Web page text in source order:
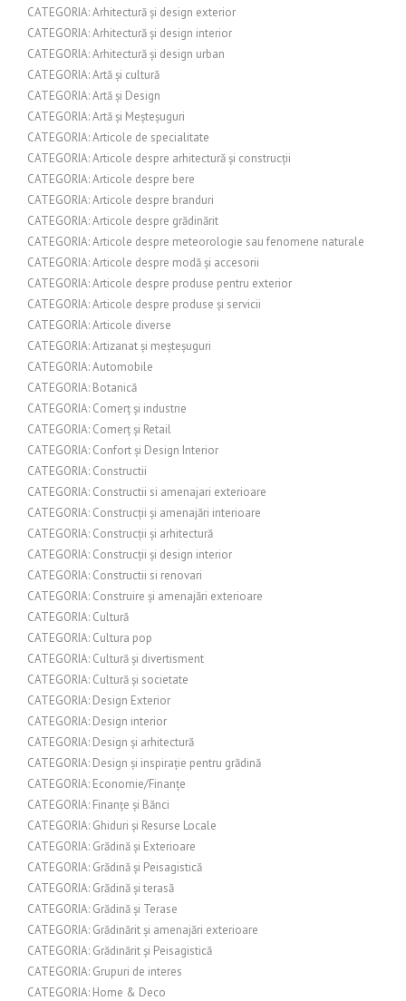
CATEGORIA: Arhitectură și design exterior
CATEGORIA: Arhitectură și design interior
CATEGORIA: Arhitectură și design urban
CATEGORIA: Artă și cultură
CATEGORIA: Artă și Design
CATEGORIA: Artă și Meșteșuguri
CATEGORIA: Articole de specialitate
CATEGORIA: Articole despre arhitectură și construcții
CATEGORIA: Articole despre bere
CATEGORIA: Articole despre branduri
CATEGORIA: Articole despre grădinărit
CATEGORIA: Articole despre meteorologie sau fenomene naturale
CATEGORIA: Articole despre modă și accesorii
CATEGORIA: Articole despre produse pentru exterior
CATEGORIA: Articole despre produse și servicii
CATEGORIA: Articole diverse
CATEGORIA: Artizanat și meșteșuguri
CATEGORIA: Automobile
CATEGORIA: Botanică
CATEGORIA: Comerț și industrie
CATEGORIA: Comerț și Retail
CATEGORIA: Confort și Design Interior
CATEGORIA: Constructii
CATEGORIA: Constructii si amenajari exterioare
CATEGORIA: Construcții și amenajări interioare
CATEGORIA: Construcții și arhitectură
CATEGORIA: Construcții și design interior
CATEGORIA: Constructii si renovari
CATEGORIA: Construire și amenajări exterioare
CATEGORIA: Cultură
CATEGORIA: Cultura pop
CATEGORIA: Cultură și divertisment
CATEGORIA: Cultură și societate
CATEGORIA: Design Exterior
CATEGORIA: Design interior
CATEGORIA: Design și arhitectură
CATEGORIA: Design și inspirație pentru grădină
CATEGORIA: Economie/Finanțe
CATEGORIA: Finanțe și Bănci
CATEGORIA: Ghiduri și Resurse Locale
CATEGORIA: Grădină și Exterioare
CATEGORIA: Grădină și Peisagistică
CATEGORIA: Grădină și terasă
CATEGORIA: Grădină și Terase
CATEGORIA: Grădinărit și amenajări exterioare
CATEGORIA: Grădinărit și Peisagistică
CATEGORIA: Grupuri de interes
CATEGORIA: Home & Deco